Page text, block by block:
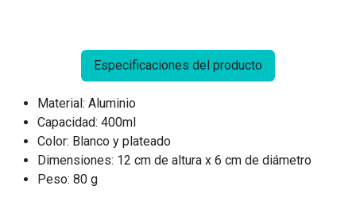
Especificaciones del producto
Material: Aluminio
Capacidad: 400ml
Color: Blanco y plateado
Dimensiones: 12 cm de altura x 6 cm de diámetro
Peso: 80 g